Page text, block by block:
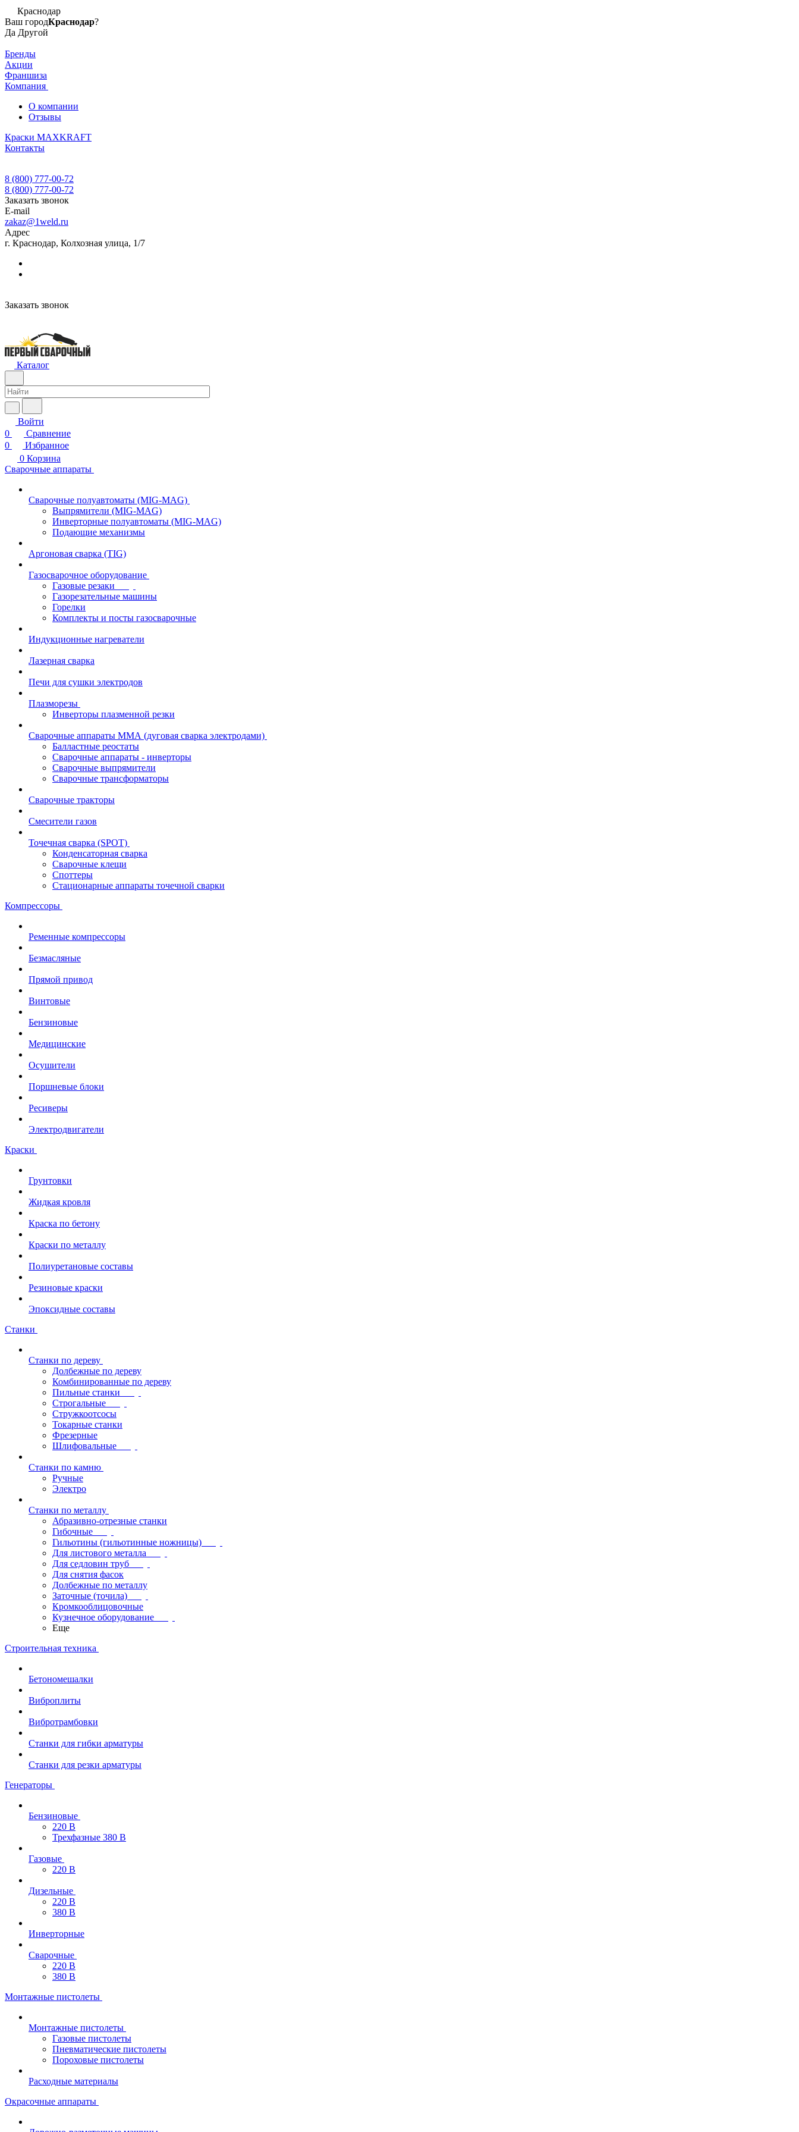
Краснодар
Ваш городКраснодар?
Да Другой
Бренды
Акции
Франшиза
Компания
О компании
Отзывы
Краски MAXKRAFT
Контакты
8 (800) 777-00-72
8 (800) 777-00-72
Заказать звонок
E-mail
zakaz@1weld.ru
Адрес
г. Краснодар, Колхозная улица, 1/7
Заказать звонок
Каталог
Войти
0
Сравнение
0
Избранное
0 Корзина
Сварочные аппараты
Сварочные полуавтоматы (MIG-MAG)
Выпрямители (MIG-MAG)
Инверторные полуавтоматы (MIG-MAG)
Подающие механизмы
Аргоновая сварка (TIG)
Газосварочное оборудование
Газовые резаки
Газорезательные машины
Горелки
Комплекты и посты газосварочные
Индукционные нагреватели
Лазерная сварка
Печи для сушки электродов
Плазморезы
Инверторы плазменной резки
Сварочные аппараты ММА (дуговая сварка электродами)
Балластные реостаты
Сварочные аппараты - инверторы
Сварочные выпрямители
Сварочные трансформаторы
Сварочные тракторы
Смесители газов
Точечная сварка (SPOT)
Конденсаторная сварка
Сварочные клещи
Споттеры
Стационарные аппараты точечной сварки
Компрессоры
Ременные компрессоры
Безмасляные
Прямой привод
Винтовые
Бензиновые
Медицинские
Осушители
Поршневые блоки
Ресиверы
Электродвигатели
Краски
Грунтовки
Жидкая кровля
Краска по бетону
Краски по металлу
Полиуретановые составы
Резиновые краски
Эпоксидные составы
Станки
Станки по дереву
Долбежные по дереву
Комбинированные по дереву
Пильные станки
Строгальные
Стружкоотсосы
Токарные станки
Фрезерные
Шлифовальные
Станки по камню
Ручные
Электро
Станки по металлу
Абразивно-отрезные станки
Гибочные
Гильотины (гильотинные ножницы)
Для листового металла
Для седловин труб
Для снятия фасок
Долбежные по металлу
Заточные (точила)
Кромкооблицовочные
Кузнечное оборудование
Еще
Строительная техника
Бетономешалки
Виброплиты
Вибротрамбовки
Станки для гибки арматуры
Станки для резки арматуры
Генераторы
Бензиновые
220 В
Трехфазные 380 В
Газовые
220 В
Дизельные
220 В
380 В
Инверторные
Сварочные
220 В
380 В
Монтажные пистолеты
Монтажные пистолеты
Газовые пистолеты
Пневматические пистолеты
Пороховые пистолеты
Расходные материалы
Окрасочные аппараты